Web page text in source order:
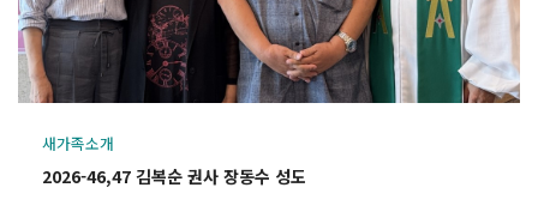
새가족소개
2026-46,47 김복순 권사 장동수 성도